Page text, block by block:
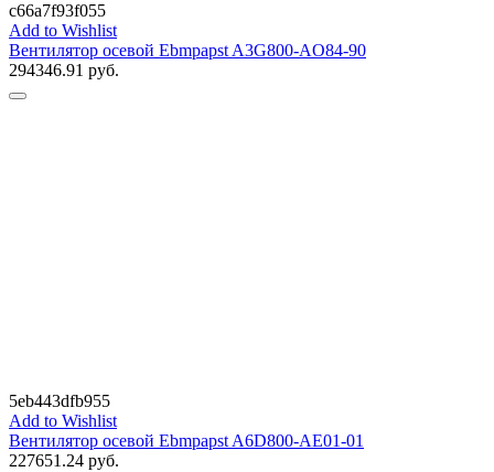
c66a7f93f055
Add to Wishlist
Вентилятор осевой Ebmpapst A3G800-AO84-90
294346.91 руб.
5eb443dfb955
Add to Wishlist
Вентилятор осевой Ebmpapst A6D800-AE01-01
227651.24 руб.